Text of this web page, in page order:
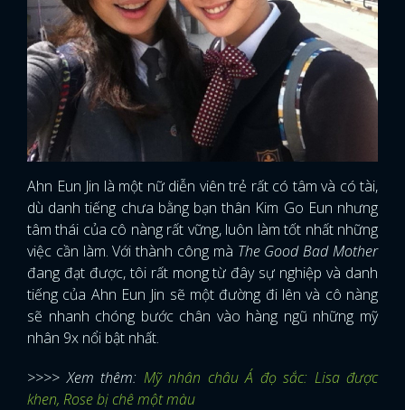
Ahn Eun Jin là một nữ diễn viên trẻ rất có tâm và có tài,
dù danh tiếng chưa bằng bạn thân Kim Go Eun nhưng
tâm thái của cô nàng rất vững, luôn làm tốt nhất những
việc cần làm. Với thành công mà The Good Bad Mother
đang đạt được, tôi rất mong từ đây sự nghiệp và danh
tiếng của Ahn Eun Jin sẽ một đường đi lên và cô nàng
sẽ nhanh chóng bước chân vào hàng ngũ những mỹ
nhân 9x nổi bật nhất.
>>>> Xem thêm: Mỹ nhân châu Á đọ sắc: Lisa được
khen, Rose bị chê một màu